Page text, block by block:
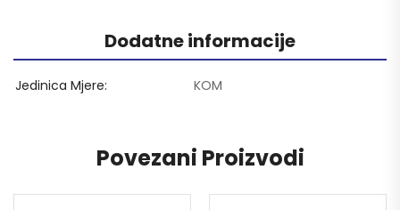
Dodatne informacije
Jedinica Mjere KOM
Povezani Proizvodi